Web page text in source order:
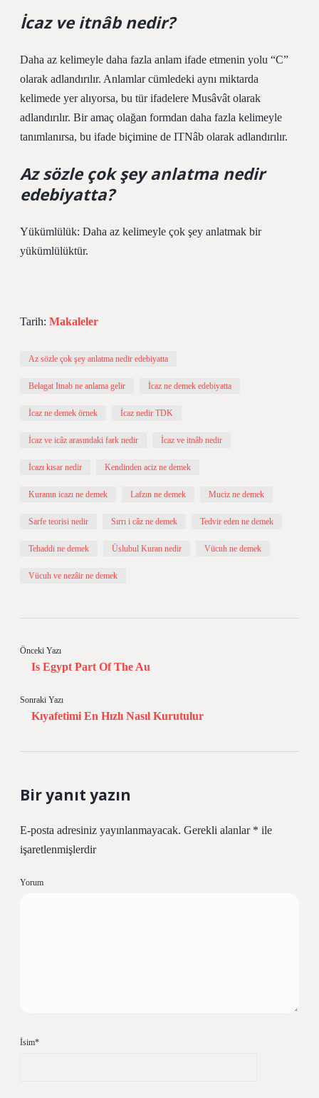
İcaz ve itnâb nedir?
Daha az kelimeyle daha fazla anlam ifade etmenin yolu “C”
olarak adlandırılır. Anlamlar cümledeki aynı miktarda
kelimede yer alıyorsa, bu tür ifadelere Musâvât olarak
adlandırılır. Bir amaç olağan formdan daha fazla kelimeyle
tanımlanırsa, bu ifade biçimine de ITNâb olarak adlandırılır.
Az sözle çok şey anlatma nedir
edebiyatta?
Yükümlülük: Daha az kelimeyle çok şey anlatmak bir
yükümlülüktür.
Tarih: Makaleler
Az sözle çok şey anlatma nedir edebiyatta
Belagat Itnab ne anlama gelir İcaz ne demek edebiyatta
İcaz ne demek örnek İcaz nedir TDK
İcaz ve icâz arasındaki fark nedir İcaz ve itnâb nedir
İcazı kısar nedir Kendinden aciz ne demek
Kuranın icazı ne demek Lafzın ne demek Muciz ne demek
Sarfe teorisi nedir Sırrı i câz ne demek Tedvir eden ne demek
Tehaddi ne demek Üslubul Kuran nedir Vücuh ne demek
Vücuh ve nezâir ne demek
Önceki Yazı
Is Egypt Part Of The Au
Sonraki Yazı
Kıyafetimi En Hızlı Nasıl Kurutulur
Bir yanıt yazın
E-posta adresiniz yayınlanmayacak. Gerekli alanlar * ile
işaretlenmişlerdir
Yorum
İsim*